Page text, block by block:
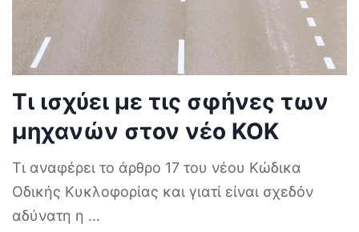
Τι ισχύει με τις σφήνες των
μηχανών στον νέο ΚΟΚ
Τι αναφέρει το άρθρο 17 του νέου Κώδικα
Οδικής Κυκλοφορίας και γιατί είναι σχεδόν
αδύνατη η ...